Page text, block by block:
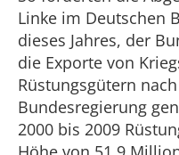
Linke im Deutschen
dieses Jahres, der
die Exporte von
Rüstungsgütern
Bundesregierung
2000 bis 2009